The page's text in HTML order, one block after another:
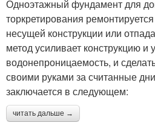
Одноэтажный фундамент для
торкретирования
несущей конструкции или
метод усиливает конструкцию и
водонепроницаемость, и
своими руками за считанные
заключается в следующем:
читать дальше →